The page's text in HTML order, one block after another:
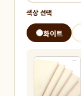
색상 선택
화이트